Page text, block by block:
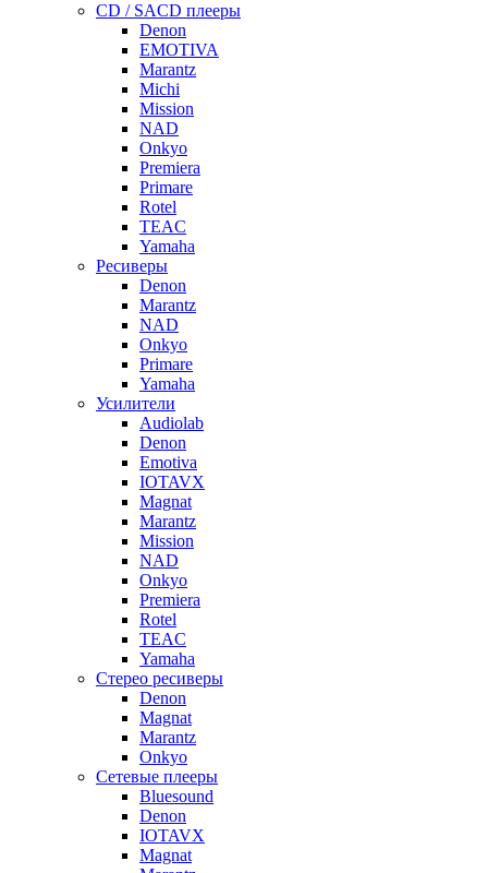
CD / SACD плееры
Denon
EMOTIVA
Marantz
Michi
Mission
NAD
Onkyo
Premiera
Primare
Rotel
TEAC
Yamaha
Ресиверы
Denon
Marantz
NAD
Onkyo
Primare
Yamaha
Усилители
Audiolab
Denon
Emotiva
IOTAVX
Magnat
Marantz
Mission
NAD
Onkyo
Premiera
Rotel
TEAC
Yamaha
Стерео ресиверы
Denon
Magnat
Marantz
Onkyo
Сетевые плееры
Bluesound
Denon
IOTAVX
Magnat